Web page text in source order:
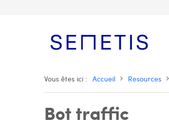
Vous êtes ici : Accueil Resources
Bot traffic